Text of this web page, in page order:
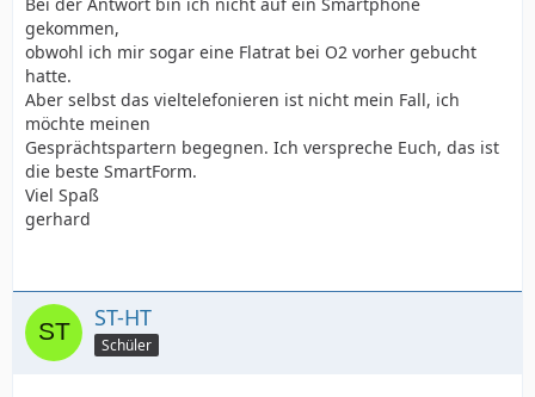
gekommen,
obwohl ich mir sogar eine Flatrat bei O2 vorher gebucht
hatte.
Aber selbst das vieltelefonieren ist nicht mein Fall, ich
möchte meinen
Gesprächtspartern begegnen. Ich verspreche Euch, das ist
die beste SmartForm.
Viel Spaß
gerhard
ST-HT
Schüler